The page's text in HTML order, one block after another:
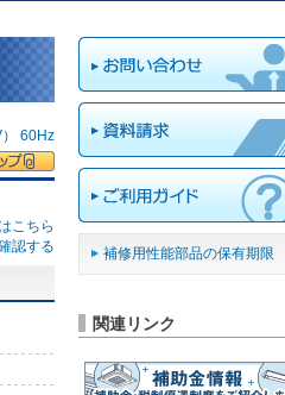
60Hz
こちら
認する
補修用性能部品の保有期限
関連リンク